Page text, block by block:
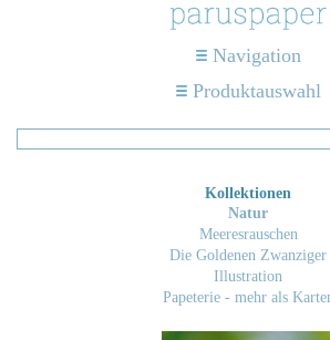
Navigation
Produktauswahl
Kollektionen
Natur
Meeresrauschen
Die Goldenen Zwanziger
Illustration
Papeterie - mehr als